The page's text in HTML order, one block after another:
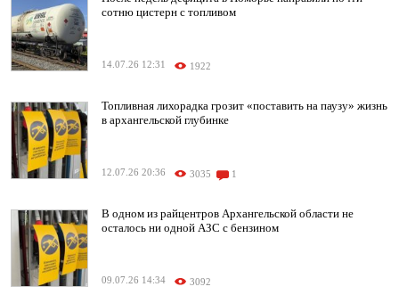
сотню цистерн с топливом
14.07.26 12:31 1922
Топливная лихорадка грозит «поставить на паузу» жизнь
в архангельской глубинке
12.07.26 20:36 3035 1
В одном из райцентров Архангельской области не
осталось ни одной АЗС с бензином
09.07.26 14:34 3092